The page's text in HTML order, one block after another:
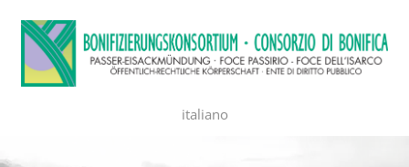
italiano